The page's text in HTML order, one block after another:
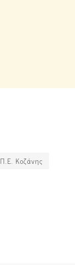
Π.Ε. Κοζάνης